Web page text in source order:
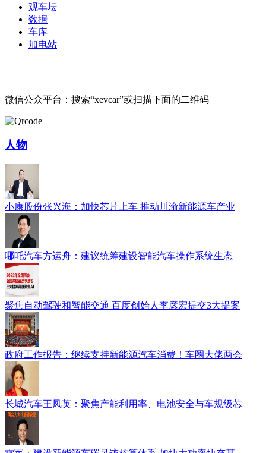
观车坛
数据
车库
加电站
微信公众平台：搜索“xevcar”或扫描下面的二维码
人物
小康股份张兴海：加快芯片上车 推动川渝新能源车产业
哪吒汽车方运舟：建议统筹建设智能汽车操作系统生态
聚焦自动驾驶和智能交通 百度创始人李彦宏提交3大提案
政府工作报告：继续支持新能源汽车消费！车圈大佬两会
长城汽车王凤英：聚焦产能利用率、电池安全与车规级芯